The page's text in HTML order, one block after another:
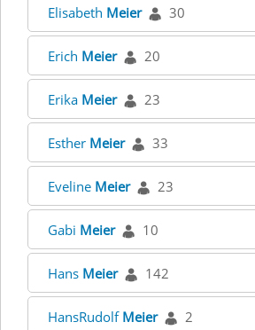
Elisabeth Meier 30
Erich Meier 20
Erika Meier 23
Esther Meier 33
Eveline Meier 23
Gabi Meier 10
Hans Meier 142
HansRudolf Meier 2